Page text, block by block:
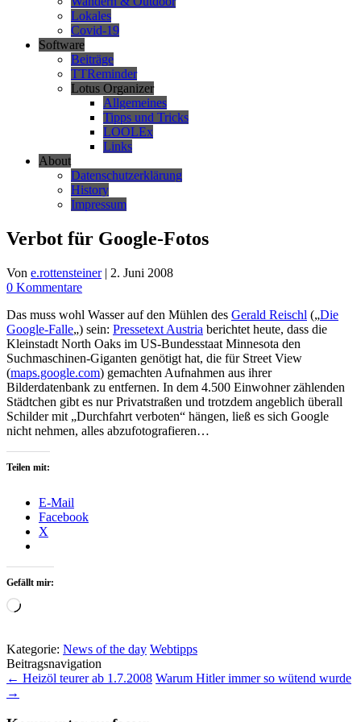
Lokales
Covid-19
Software
Beiträge
TTReminder
Lotus Organizer
Allgemeines
Tipps und Tricks
LOOLEx
Links
About
Datenschutzerklärung
History
Impressum
Verbot für Google-Fotos
Von e.rottensteiner | 2. Juni 2008
0 Kommentare
Das muss wohl Wasser auf den Mühlen des Gerald Reischl („Die
Google-Falle„) sein: Pressetext Austria berichtet heute, dass die
Kleinstadt North Oaks im US-Bundesstaat Minnesota den
Suchmaschinen-Giganten genötigt hat, die für Street View
(maps.google.com) gemachten Aufnahmen aus ihrer
Bilderdatenbank zu entfernen. In dem 4.500 Einwohner zählenden
Städtchen gibt es nur Privatstraßen und trotzdem angeblich überall
Schilder mit „Durchfahrt verboten“ hängen, ließ es sich Google
nicht nehmen, alles abzufotografieren…
Teilen mit:
E-Mail
Facebook
X
Gefällt mir:
Wird
Kategorie: News of the day Webtipps
Beitragsnavigation
← Heizöl teurer ab 1.7.2008 Warum Hitler immer so wütend wurde
→